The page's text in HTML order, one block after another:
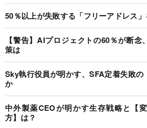
50％以上が失敗する「フリーアドレス
【警告】AIプロジェクトの60％が断
策は
Sky執行役員が明かす、SFA定着失敗
か
中外製薬CEOが明かす生存戦略と【
方】は？